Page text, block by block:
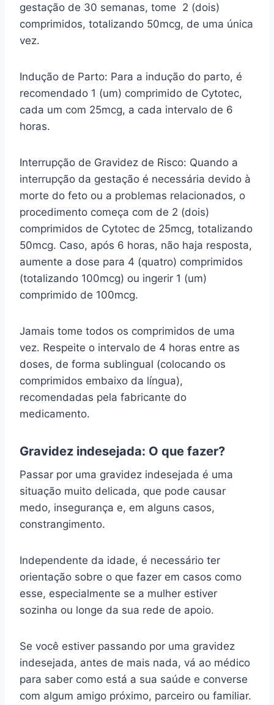
gestação de 30 semanas, tome 2 (dois)
comprimidos, totalizando 50mcg, de uma única
vez.
Indução de Parto: Para a indução do parto, é
recomendado 1 (um) comprimido de Cytotec,
cada um com 25mcg, a cada intervalo de 6
horas.
Interrupção de Gravidez de Risco: Quando a
interrupção da gestação é necessária devido à
morte do feto ou a problemas relacionados, o
procedimento começa com de 2 (dois)
comprimidos de Cytotec de 25mcg, totalizando
50mcg. Caso, após 6 horas, não haja resposta,
aumente a dose para 4 (quatro) comprimidos
(totalizando 100mcg) ou ingerir 1 (um)
comprimido de 100mcg.
Jamais tome todos os comprimidos de uma
vez. Respeite o intervalo de 4 horas entre as
doses, de forma sublingual (colocando os
comprimidos embaixo da língua),
recomendadas pela fabricante do
medicamento.
Gravidez indesejada: O que fazer?
Passar por uma gravidez indesejada é uma
situação muito delicada, que pode causar
medo, insegurança e, em alguns casos,
constrangimento.
Independente da idade, é necessário ter
orientação sobre o que fazer em casos como
esse, especialmente se a mulher estiver
sozinha ou longe da sua rede de apoio.
Se você estiver passando por uma gravidez
indesejada, antes de mais nada, vá ao médico
para saber como está a sua saúde e converse
com algum amigo próximo, parceiro ou familiar.